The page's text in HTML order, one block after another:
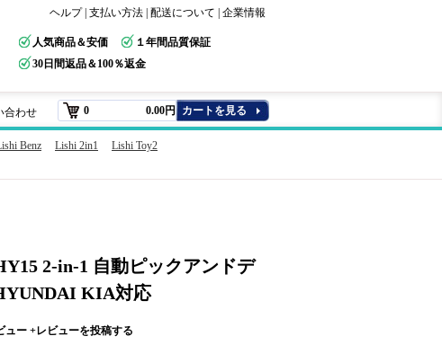
ヘルプ 支払い方法 配送について 企業情報
人気商品＆安価
１年間品質保証
30日間返品＆100％返金
合わせ 0 0.00円 カートを見る
Benz Lishi 2in1 Lishi Toy2
2-in-1 自動ピックアンドデ
KIA対応
ュー +レビューを投稿する